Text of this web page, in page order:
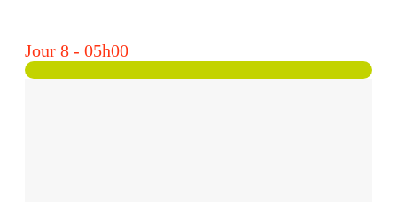
Jour 8 - 05h00